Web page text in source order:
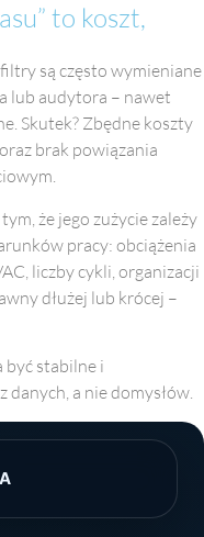
to koszt,
są często wymieniane
lub audytora – nawet
Skutek? Zbędne koszty
brak powiązania
tym, że jego zużycie zależy
pracy: obciążenia
liczby cykli, organizacji
dłużej lub krócej –
być stabilne i
a nie domysłów.